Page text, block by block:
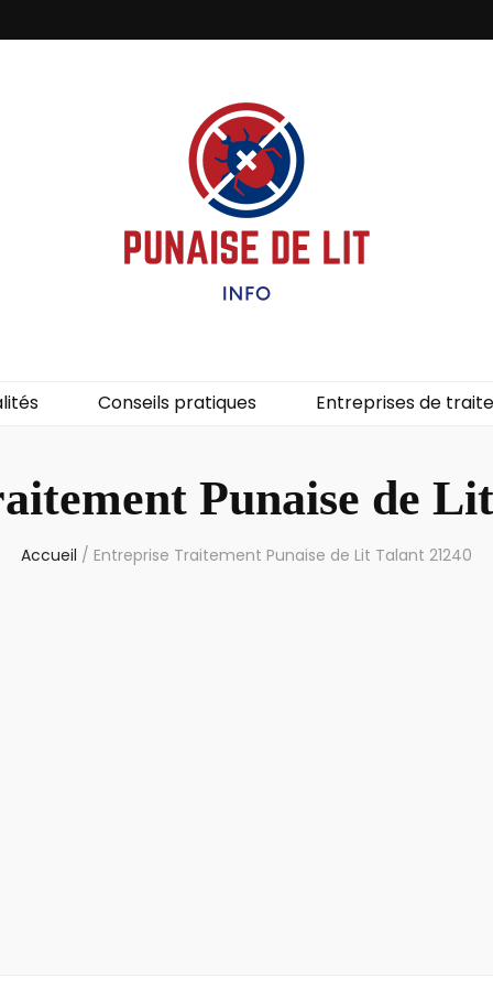
Conseils pratiques Entreprises de
Punaise de
Accueil / Entreprise Traitement Punaise de Lit Talant 21240